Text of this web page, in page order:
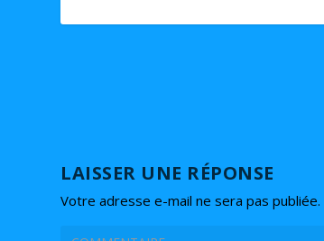
LAISSER UNE RÉPONSE
Votre adresse e-mail ne sera pas publiée.